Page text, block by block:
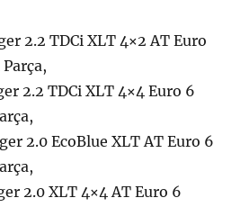
2.2 TDCi XLT 4×2 AT Euro
2.2 TDCi XLT 4×4 Euro 6
2.0 EcoBlue XLT AT Euro 6
2.0 XLT 4×4 AT Euro 6